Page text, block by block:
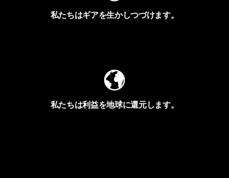
私たちはギアを生かしつづけます。
私たちは利益を地球に還元します。